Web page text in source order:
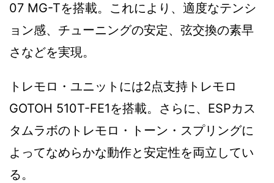
07 MG-Tを搭載。これにより、適度なテンシ
ョン感、チューニングの安定、弦交換の素早
さなどを実現。
トレモロ・ユニットには2点支持トレモロ
GOTOH 510T-FE1を搭載。さらに、ESPカス
タムラボのトレモロ・トーン・スプリングに
よってなめらかな動作と安定性を両立してい
る。